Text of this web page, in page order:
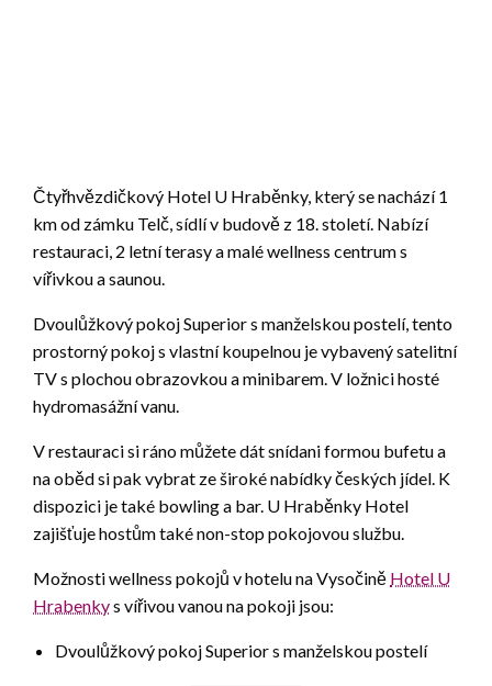
Čtyřhvězdičkový Hotel U Hraběnky, který se nachází 1
km od zámku Telč, sídlí v budově z 18. století. Nabízí
restauraci, 2 letní terasy a malé wellness centrum s
vířivkou a saunou.
Dvoulůžkový pokoj Superior s manželskou postelí, tento
prostorný pokoj s vlastní koupelnou je vybavený satelitní
TV s plochou obrazovkou a minibarem. V ložnici hosté
hydromasážní vanu.
V restauraci si ráno můžete dát snídani formou bufetu a
na oběd si pak vybrat ze široké nabídky českých jídel. K
dispozici je také bowling a bar. U Hraběnky Hotel
zajišťuje hostům také non-stop pokojovou službu.
Možnosti wellness pokojů v hotelu na Vysočině Hotel U
Hrabenkys vířivou vanou na pokoji jsou:
Dvoulůžkový pokoj Superior s manželskou postelí